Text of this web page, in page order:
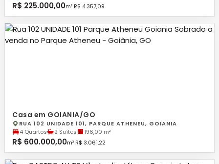
R$ 225.000,00m² R$ 4.357,09
Casa em GOIANIA/GO
RUA 102 UNIDADE 101, PARQUE ATHENEU, GOIANIA
4 Quartos
2 Suítes 196,00 m²
R$ 600.000,00m² R$ 3.061,22